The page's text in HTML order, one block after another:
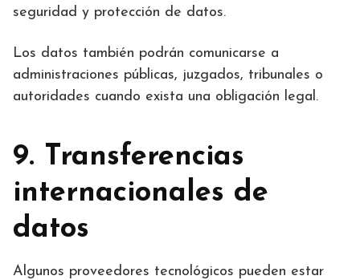
seguridad y protección de datos.
Los datos también podrán comunicarse a
administraciones públicas, juzgados, tribunales o
autoridades cuando exista una obligación legal.
9. Transferencias
internacionales de
datos
Algunos proveedores tecnológicos pueden estar